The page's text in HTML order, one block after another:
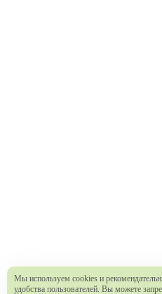
Мы используем cookies и
удобства пользователей. Вы можете